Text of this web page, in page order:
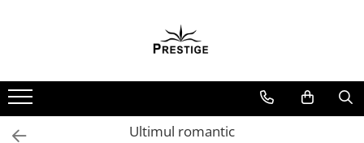
Noutati
Promotii
Pachete Speciale CartiUltimul romantic